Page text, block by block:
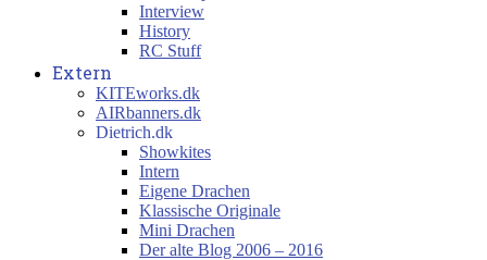
Interview
History
RC Stuff
Extern
KITEworks.dk
AIRbanners.dk
Dietrich.dk
Showkites
Intern
Eigene Drachen
Klassische Originale
Mini Drachen
Der alte Blog 2006 – 2016